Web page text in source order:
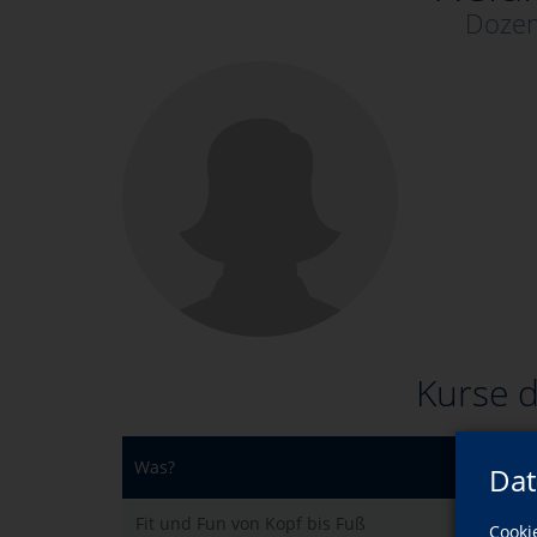
Kurse
Was?
Fit und Fun von Kopf bis Fuß